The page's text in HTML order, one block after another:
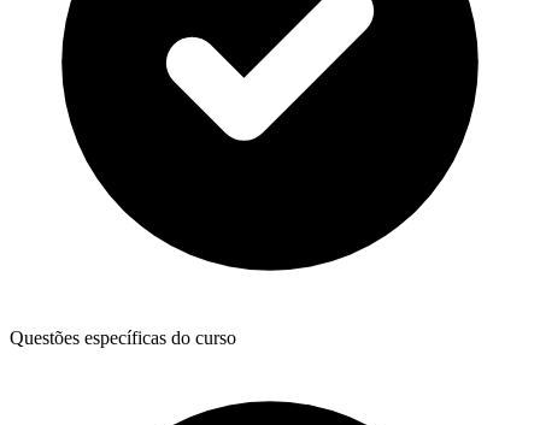
Questões específicas do curso